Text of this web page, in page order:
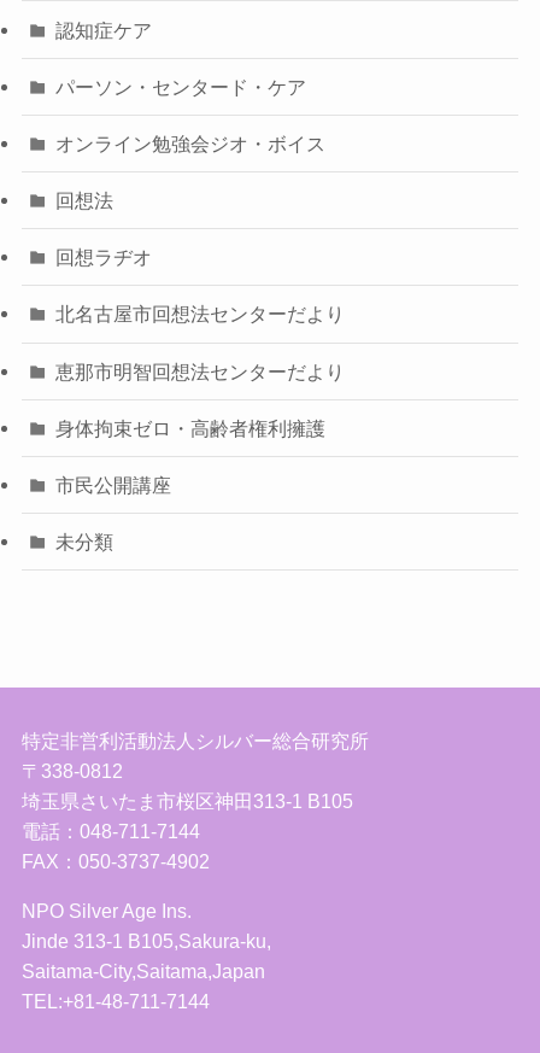
認知症ケア
パーソン・センタード・ケア
オンライン勉強会ジオ・ボイス
回想法
回想ラヂオ
北名古屋市回想法センターだより
恵那市明智回想法センターだより
身体拘束ゼロ・高齢者権利擁護
市民公開講座
未分類
特定非営利活動法人シルバー総合研究所
〒338-0812
埼玉県さいたま市桜区神田313-1 B105
電話：048-711-7144
FAX：050-3737-4902
NPO Silver Age Ins.
Jinde 313-1 B105,Sakura-ku,
Saitama-City,Saitama,Japan
TEL:+81-48-711-7144